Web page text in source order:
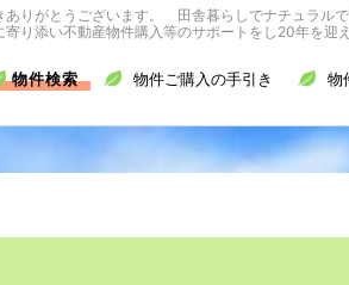
りがとうございます。 田舎暮らしでナチュラル
り添い不動産物件購入等のサポートをし20年を迎え
物件検索 物件ご購入の手引き 物